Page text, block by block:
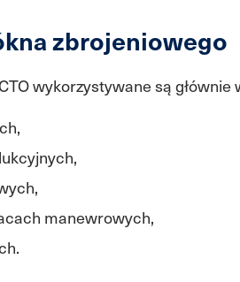
zbrojeniowego
wykorzystywane są głównie
manewrowych,